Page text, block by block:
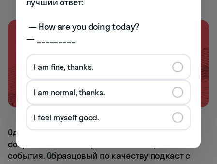
Один из главных аудиоисточников про науку,
современность и переломные исторические
события. Образцовый по качеству подкаст с
— _________
I am fine, thanks.
I am normal, thanks.
I feel myself good.